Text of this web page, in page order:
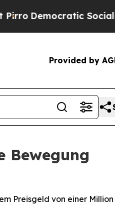
Socialists of
Provided by
Preisgeld von einer Million